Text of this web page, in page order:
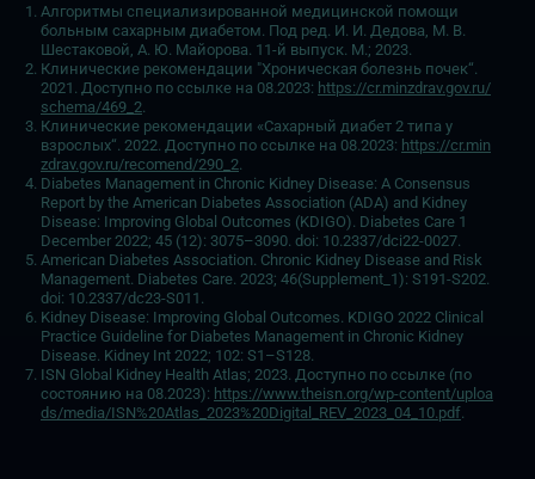
Алгоритмы специализированной медицинской помощи
больным сахарным диабетом. Под ред. И. И. Дедова, М. В.
Шестаковой, А. Ю. Майорова. 11-й выпуск. М.; 2023.
Клинические рекомендации "Хроническая болезнь почек“.
2021. Доступно по ссылке на 08.2023: https://cr.minzdrav.gov.ru/
schema/469_2
Клинические рекомендации «Сахарный диабет 2 типа у
взрослых“. 2022. Доступно по ссылке на 08.2023: https://cr.min
zdrav.gov.ru/recomend/290_2
Diabetes Management in Chronic Kidney Disease: A Consensus
Report by the American Diabetes Association (ADA) and Kidney
Disease: Improving Global Outcomes (KDIGO). Diabetes Care 1
December 2022; 45 (12): 3075–3090. doi: 10.2337/dci22-0027.
American Diabetes Association. Chronic Kidney Disease and Risk
Management. Diabetes Care. 2023; 46(Supplement_1): S191-S202.
doi: 10.2337/dc23-S011.
Kidney Disease: Improving Global Outcomes. KDIGO 2022 Clinical
Practice Guideline for Diabetes Management in Chronic Kidney
Disease. Kidney Int 2022; 102: S1–S128.
ISN Global Kidney Health Atlas; 2023. Доступно по ссылке (по
состоянию на 08.2023): https://www.theisn.org/wp-content/uploa
ds/media/ISN%20Atlas_2023%20Digital_REV_2023_04_10.pdf